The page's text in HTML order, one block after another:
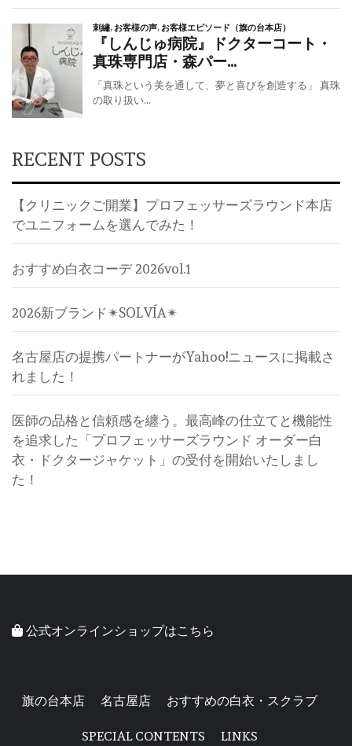
RECENT POSTS
【クリニックご開業】プロフェッサーズラウンド本店
でユニフォームを選んでみた！
おすすめ白衣コーデ 2026vol.1
2026新ブランド✴︎SOLVÍA✴︎
名古屋店の提携パートナーがYahoo!ニュースに掲載さ
れました！
医師の品格と信頼感を纏う。最高峰の仕立てと機能性
を追求した「プロフェッサーズラウンド オーダー白
衣・ドクタージャケット」の受付を開始いたしまし
た！
公式オンラインショップはこちら
旗の台本店 名古屋店 おすすめの白衣・スクラブ
SPECIAL CONTENTS LINKS